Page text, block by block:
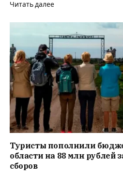
Читать далее
Туристы пополнили
области на 88 млн рублей
сборов